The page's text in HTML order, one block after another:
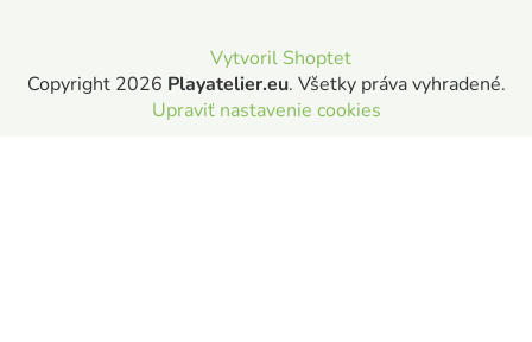
Vytvoril Shoptet
Copyright 2026 Playatelier.eu. Všetky práva vyhradené.
Upraviť nastavenie cookies